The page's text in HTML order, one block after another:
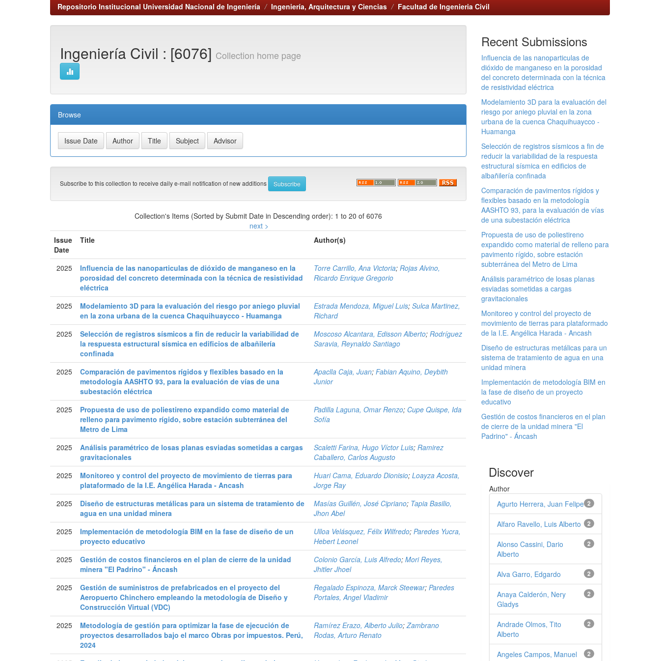
Repositorio Institucional Universidad Nacional de Ingeniería Ingeniería, Arquitectura y Ciencias Facultad de Ingenieria Civil
Ingeniería Civil : [6076] Collection home page
Browse
Subscribe to this collection to receive daily e-mail notification of new additions
Collection's Items (Sorted by Submit Date in Descending order): 1 to 20 of 6076
next >
Issue
Date
Title Author(s)
2025
Influencia de las nanoparticulas de dióxido de manganeso en la
porosidad del concreto determinada con la técnica de resistividad
eléctrica
Torre Carrillo, Ana Victoria; Rojas Alvino,
Ricardo Enrique Gregorio
2025
Modelamiento 3D para la evaluación del riesgo por aniego pluvial
en la zona urbana de la cuenca Chaquihuaycco - Huamanga
Estrada Mendoza, Miguel Luis;Sulca Martinez,
Richard
2025
Selección de registros sísmicos a fin de reducir la variabilidad de
la respuesta estructural sísmica en edificios de albañilería
confinada
Moscoso Alcantara, Edisson Alberto; Rodríguez
Saravia, Reynaldo Santiago
2025
Comparación de pavimentos rígidos y flexibles basado en la
metodología AASHTO 93, para la evaluación de vías de una
subestación eléctrica
Apaclla Caja, Juan;Fabian Aquino, Deybith
Junior
2025
Propuesta de uso de poliestireno expandido como material de
relleno para pavimento rígido, sobre estación subterránea del
Metro de Lima
Padilla Laguna, Omar Renzo; Cupe Quispe, Ida
Sofía
2025
Análisis paramétrico de losas planas esviadas sometidas a cargas
gravitacionales
Scaletti Farina, Hugo Víctor Luis; Ramirez
Caballero, Carlos Augusto
2025
Monitoreo y control del proyecto de movimiento de tierras para
plataformado de la I.E. Angélica Harada - Ancash
Huari Cama, Eduardo Dionisio;Loayza Acosta,
Jorge Ray
2025
Diseño de estructuras metálicas para un sistema de tratamiento de
agua en una unidad minera
Masías Guillén, José Cipriano; Tapia Basilio,
Jhon Abel
2025
Implementación de metodología BIM en la fase de diseño de un
proyecto educativo
Ulloa Velásquez, Félix Wilfredo;Paredes Yucra,
Hebert Leonel
2025
Gestión de costos financieros en el plan de cierre de la unidad
minera "El Padrino" - Áncash
Colonio García, Luis Alfredo;Mori Reyes,
Jhitler Jhoel
2025
Gestión de suministros de prefabricados en el proyecto del
Aeropuerto Chinchero empleando la metodología de Diseño y
Construcción Virtual (VDC)
Regalado Espinoza, Marck Steewar;Paredes
Portales, Angel Vladimir
2025
Metodología de gestión para optimizar la fase de ejecución de
proyectos desarrollados bajo el marco Obras por impuestos. Perú,
2024
Ramírez Erazo, Alberto Julio;Zambrano
Rodas, Arturo Renato
Recent Submissions
Influencia de las nanoparticulas de
dióxido de manganeso en la porosidad
del concreto determinada con la técnica
de resistividad eléctrica
Modelamiento 3D para la evaluación del
riesgo por aniego pluvial en la zona
urbana de la cuenca Chaquihuaycco -
Huamanga
Selección de registros sísmicos a fin de
reducir la variabilidad de la respuesta
estructural sísmica en edificios de
albañilería confinada
Comparación de pavimentos rígidos y
flexibles basado en la metodología
AASHTO 93, para la evaluación de vías
de una subestación eléctrica
Propuesta de uso de poliestireno
expandido como material de relleno para
pavimento rígido, sobre estación
subterránea del Metro de Lima
Análisis paramétrico de losas planas
esviadas sometidas a cargas
gravitacionales
Monitoreo y control del proyecto de
movimiento de tierras para plataformado
de la I.E. Angélica Harada - Ancash
Diseño de estructuras metálicas para un
sistema de tratamiento de agua en una
unidad minera
Implementación de metodología BIM en
la fase de diseño de un proyecto
educativo
Gestión de costos financieros en el plan
de cierre de la unidad minera "El
Padrino" - Áncash
Discover
Author
2
Agurto Herrera, Juan Felipe
2
Alfaro Ravello, Luis Alberto
2
Alonso Cassini, Dario
Alberto
2
Alva Garro, Edgardo
2
Anaya Calderón, Nery
Gladys
2
Andrade Olmos, Tito
Alberto
2
Angeles Campos, Manuel